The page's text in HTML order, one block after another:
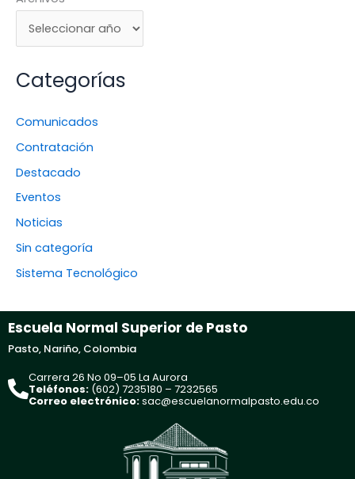
Categorías
Comunicados
Contratación
Destacado
Eventos
Noticias
Sin categoría
Sistema Tecnológico
Escuela Normal Superior de Pasto
Pasto, Nariño, Colombia
Carrera 26 No 09–05 La Aurora
Teléfonos: (602) 7235180 – 7232565
Correo electrónico:sac@escuelanormalpasto.edu.co